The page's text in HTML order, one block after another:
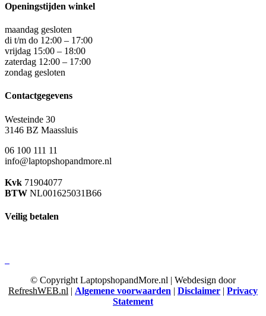
Openingstijden winkel
maandag gesloten
di t/m do 12:00 – 17:00
vrijdag 15:00 – 18:00
zaterdag 12:00 – 17:00
zondag gesloten
Contactgegevens
Westeinde 30
3146 BZ Maassluis
06 100 111 11
info@laptopshopandmore.nl
Kvk 71904077
BTW NL001625031B66
Veilig betalen
© Copyright LaptopshopandMore.nl | Webdesign door
RefreshWEB.nl | Algemene voorwaarden | Disclaimer | Privacy
Statement